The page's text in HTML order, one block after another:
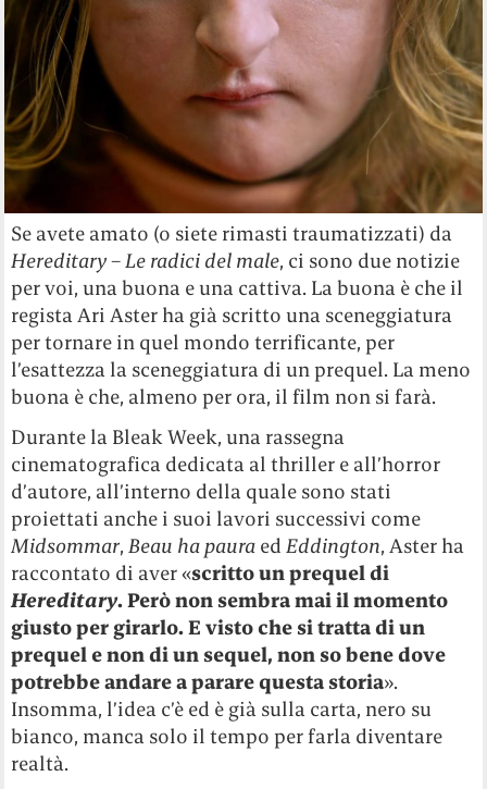
Se avete amato (o siete rimasti traumatizzati) da
Hereditary – Le radici del male, ci sono due notizie
per voi, una buona e una cattiva. La buona è che il
regista Ari Aster ha già scritto una sceneggiatura
per tornare in quel mondo terrificante, per
l’esattezza la sceneggiatura di un prequel. La meno
buona è che, almeno per ora, il film non si farà.
Durante la Bleak Week, una rassegna
cinematografica dedicata al thriller e all’horror
d’autore, all’interno della quale sono stati
proiettati anche i suoi lavori successivi come
Midsommar,Beau ha paura edEddington, Aster ha
raccontato di aver «scritto un prequel di
Hereditary. Però non sembra mai il momento
giusto per girarlo. E visto che si tratta di un
prequel e non di un sequel, non so bene dove
potrebbe andare a parare questa storia».
Insomma, l’idea c’è ed è già sulla carta, nero su
bianco, manca solo il tempo per farla diventare
realtà.